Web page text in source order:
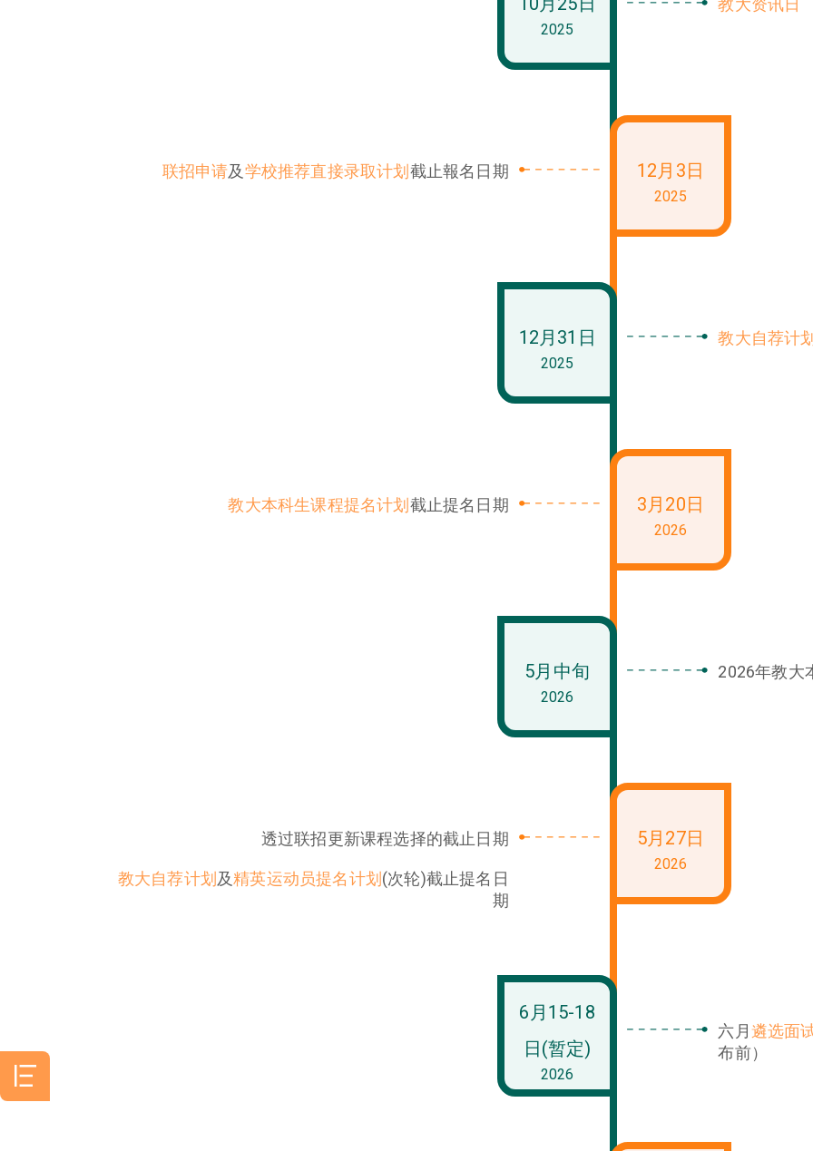
2025
教大资讯日
12月3日
2025
联招申请及学校推荐直接录取计划 截止報名日期
12月31日
2025
教大自荐计划
3月20日
2026
教大本科生课程提名计划 截止提名日期
5月中旬
2026
2026年教大
5月27日
2026
透过联招更新课程选择的截止日期
教大自荐计划 及精英运动员提名计划 (次轮)截止提名日
期
6月15-18
日(暂定)
2026
六月遴选面
布前）